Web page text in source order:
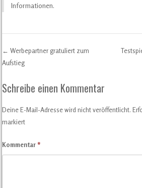
Informationen.
Post navigation
← Werbepartner gratuliert zum
Aufstieg
Schreibe einen Kommentar
Deine E-Mail-Adresse wird nicht veröffentlicht.
markiert
Kommentar*